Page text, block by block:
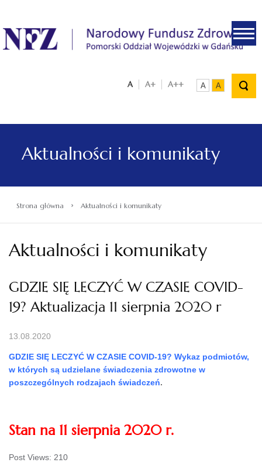
.
A A+ A++ A A
Aktualności i komunikaty
Strona główna › Aktualności i komunikaty
Aktualności i komunikaty
GDZIE SIĘ LECZYĆ W CZASIE COVID-
19? Aktualizacja 11 sierpnia 2020 r
13.08.2020
GDZIE SIĘ LECZYĆ W CZASIE COVID-19? Wykaz podmiotów,
w których są udzielane świadczenia zdrowotne w
poszczególnych rodzajach świadczeń.
Stan na 11 sierpnia 2020 r.
Post Views: 210